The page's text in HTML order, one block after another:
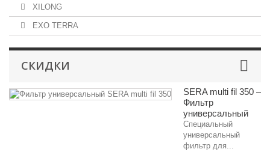
XILONG
EXO TERRA
СКИДКИ
SERA multi fil 350 –
Фильтр
универсальный
Специальный
универсальный
фильтр для...